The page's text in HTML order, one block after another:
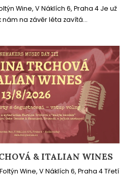
Wine, V Náklích 6, Praha 4 Je už
nám na závěr léta zavítá...
& ITALIAN WINES
Wine, V Náklích 6, Praha 4 Třetí